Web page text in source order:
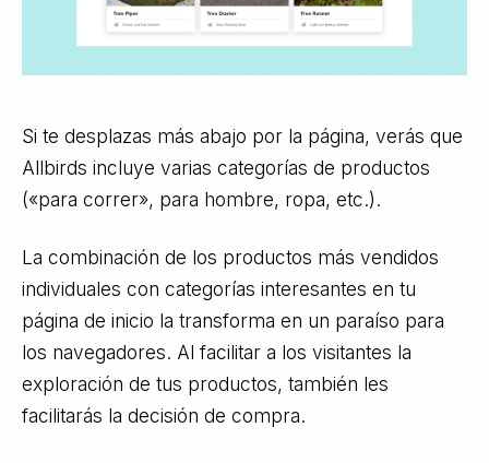
Si te desplazas más abajo por la página, verás que
Allbirds incluye varias categorías de productos
(«para correr», para hombre, ropa, etc.).
La combinación de los productos más vendidos
individuales con categorías interesantes en tu
página de inicio la transforma en un paraíso para
los navegadores. Al facilitar a los visitantes la
exploración de tus productos, también les
facilitarás la decisión de compra.